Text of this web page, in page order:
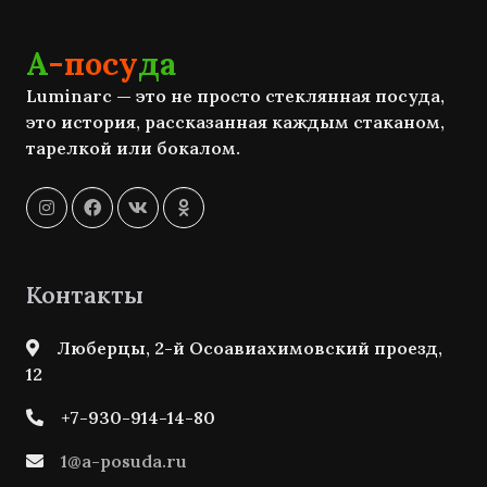
А-посуда
Luminarc — это не просто стеклянная посуда,
это история, рассказанная каждым стаканом,
тарелкой или бокалом.
Контакты
Люберцы, 2-й Осоавиахимовский проезд,
12
+7-930-914-14-80
1@a-posuda.ru